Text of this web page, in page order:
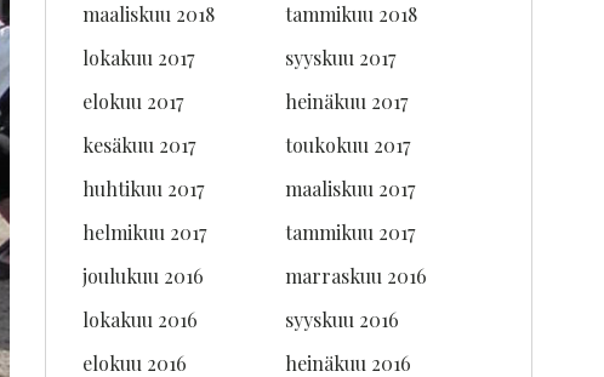
maaliskuu 2018
tammikuu 2018
lokakuu 2017
syyskuu 2017
elokuu 2017
heinäkuu 2017
kesäkuu 2017
toukokuu 2017
huhtikuu 2017
maaliskuu 2017
helmikuu 2017
tammikuu 2017
joulukuu 2016
marraskuu 2016
lokakuu 2016
syyskuu 2016
elokuu 2016
heinäkuu 2016